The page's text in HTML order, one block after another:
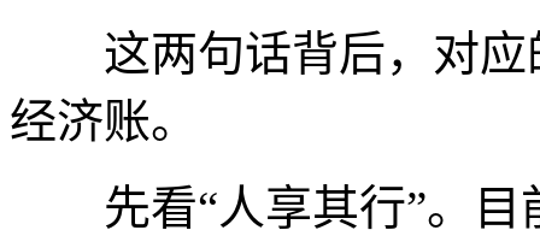
这两句话背后，对应
经济账。
先看“人享其行”。目